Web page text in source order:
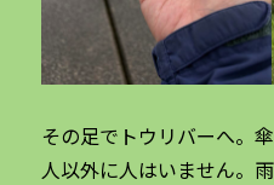
その足でトウリバーへ。
人以外に人はいません。